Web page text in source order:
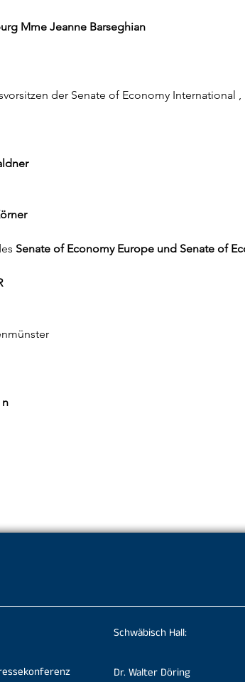
Mme Jeanne Barseghian
der Senate of Economy International ,
Senate of Economy Europe und Senate of
Schwäbisch Hall:
Dr. Walter Döring